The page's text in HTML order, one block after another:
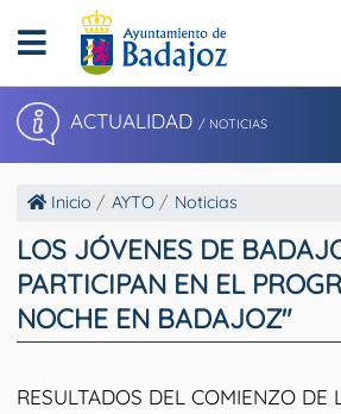
ACTUALIDAD / NOTICIAS
Inicio AYTO Noticias
LOS JÓVENES DE
PARTICIPAN EN EL
NOCHE EN BADAJOZ"
RESULTADOS DEL COMIENZO DE